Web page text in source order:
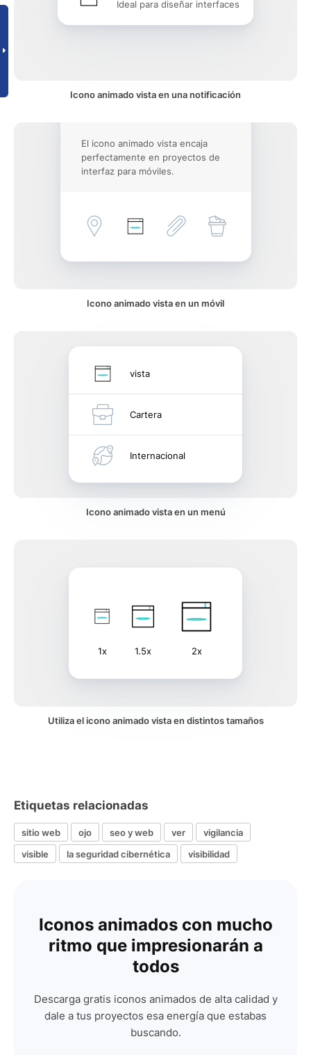
Ideal para diseñar interfaces
Icono animado vista en una notificación
El icono animado vista encaja
perfectamente en proyectos de
interfaz para móviles.
Icono animado vista en un móvil
vista
Cartera
Internacional
Icono animado vista en un menú
1x 1.5x 2x
Utiliza el icono animado vista en distintos tamaños
Etiquetas relacionadas
sitio web ojo seo y web ver
vigilancia
visible
la seguridad cibernética visibilidad
Iconos animados con mucho
ritmo que impresionarán a
todos
Descarga gratis iconos animados de alta calidad y
dale a tus proyectos esa energía que estabas
buscando.